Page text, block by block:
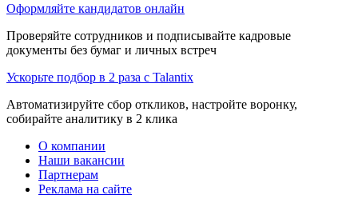
Оформляйте кандидатов онлайн
Проверяйте сотрудников и подписывайте кадровые
документы без бумаг и личных встреч
Ускорьте подбор в 2 раза с Talantix
Автоматизируйте сбор откликов, настройте воронку,
собирайте аналитику в 2 клика
О компании
Наши вакансии
Партнерам
Реклама на сайте